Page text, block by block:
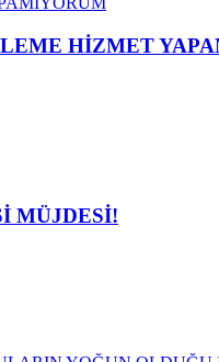
HİZMET
MÜJDESİ!